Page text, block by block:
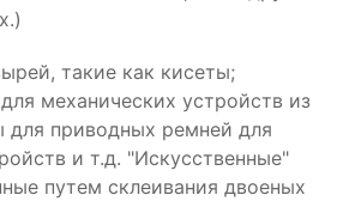
такие как кисеты;
механических устройств из
приводных ремней для
и т.д. "Искусственные"
путем склеивания двоеных